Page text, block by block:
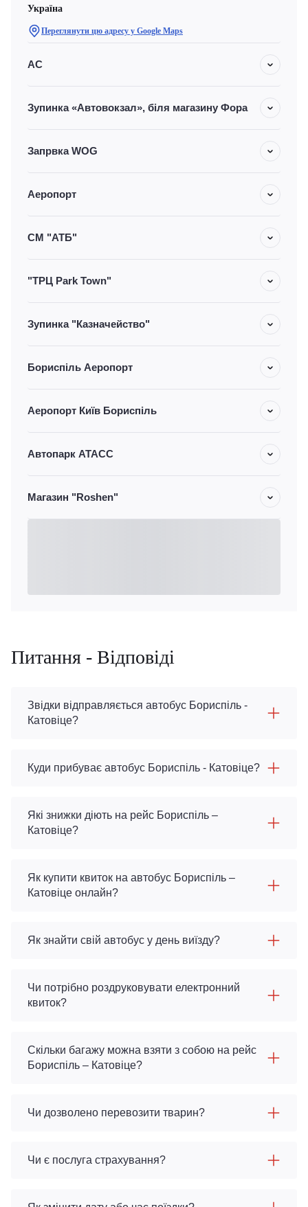
Україна
Переглянути цю адресу у Google Maps
АС
Зупинка «Автовокзал», біля магазину Фора
Запрвка WOG
Аеропорт
СМ "АТБ"
"ТРЦ Park Town"
Зупинка "Казначейство"
Бориспіль Аеропорт
Аеропорт Київ Бориспіль
Автопарк АТАСС
Магазин "Roshen"
Питання - Відповіді
Звідки відправляється автобус Бориспіль -
Катовіце?
Куди прибуває автобус Бориспіль - Катовіце?
Які знижки діють на рейс Бориспіль –
Катовіце?
Як купити квиток на автобус Бориспіль –
Катовіце онлайн?
Як знайти свій автобус у день виїзду?
Чи потрібно роздруковувати електронний
квиток?
Скільки багажу можна взяти з собою на рейс
Бориспіль – Катовіце?
Чи дозволено перевозити тварин?
Чи є послуга страхування?